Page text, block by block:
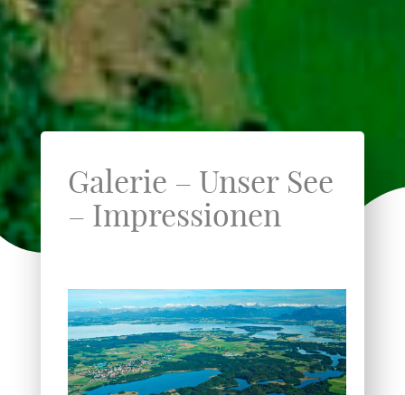
Galerie – Unser See
– Impressionen